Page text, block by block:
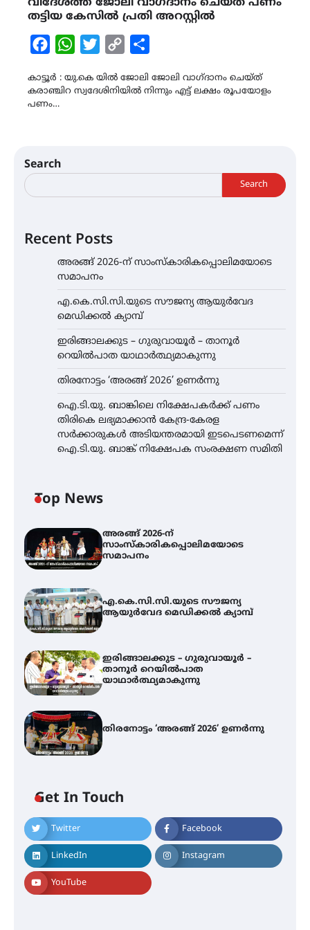
തട്ടിയ കേസിൽ പ്രതി അറസ്റ്റിൽ
FacebookWhatsAppTwitterCopy
കാട്ടൂർ : യു.കെ യിൽ ജോലി ജോലി വാഗ്ദാനം ചെയ്ത്
കരാഞ്ചിറ സ്വദേശിനിയിൽ നിന്നും എട്ട് ലക്ഷം രൂപയോളം
പണം…
Search
Search
Recent Posts
അരങ്ങ് 2026-ന് സാംസ്കാരികപ്പൊലിമയോടെ
സമാപനം
എ.കെ.സി.സി.യുടെ സൗജന്യ ആയുർവേദ
മെഡിക്കൽ ക്യാമ്പ്
ഇരിങ്ങാലക്കുട – ഗുരുവായൂർ – താനൂർ
റെയിൽപാത യാഥാർത്ഥ്യമാകുന്നു
തിരനോട്ടം ‘അരങ്ങ് 2026’ ഉണർന്നു
ഐ.ടി.യു. ബാങ്കിലെ നിക്ഷേപകർക്ക് പണം
തിരികെ ലഭ്യമാക്കാൻ കേന്ദ്ര-കേരള
സർക്കാരുകൾ അടിയന്തരമായി ഇടപെടണമെന്ന്
ഐ.ടി.യു. ബാങ്ക് നിക്ഷേപക സംരക്ഷണ സമിതി
Top News
അരങ്ങ് 2026-ന്
സാംസ്കാരികപ്പൊലിമയോടെ
സമാപനം
എ.കെ.സി.സി.യുടെ സൗജന്യ
ആയുർവേദ മെഡിക്കൽ ക്യാമ്പ്
ഇരിങ്ങാലക്കുട – ഗുരുവായൂർ –
താനൂർ റെയിൽപാത
യാഥാർത്ഥ്യമാകുന്നു
തിരനോട്ടം ‘അരങ്ങ് 2026’ ഉണർന്നു
Get In Touch
Twitter Facebook
LinkedIn Instagram
YouTube
ഇരിങ്ങാലക്കുട – ഗുരുവായൂർ –
താനൂർ റെയിൽപാത
യാഥാർത്ഥ്യമാകുന്നു